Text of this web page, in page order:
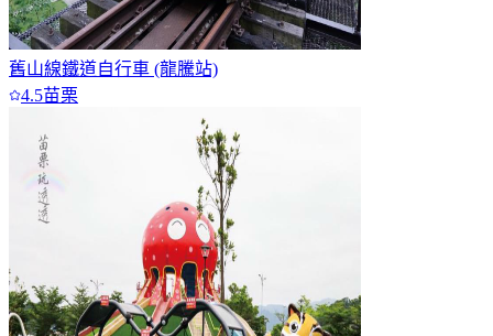
舊山線鐵道自行車 (龍騰站)
4.5苗栗